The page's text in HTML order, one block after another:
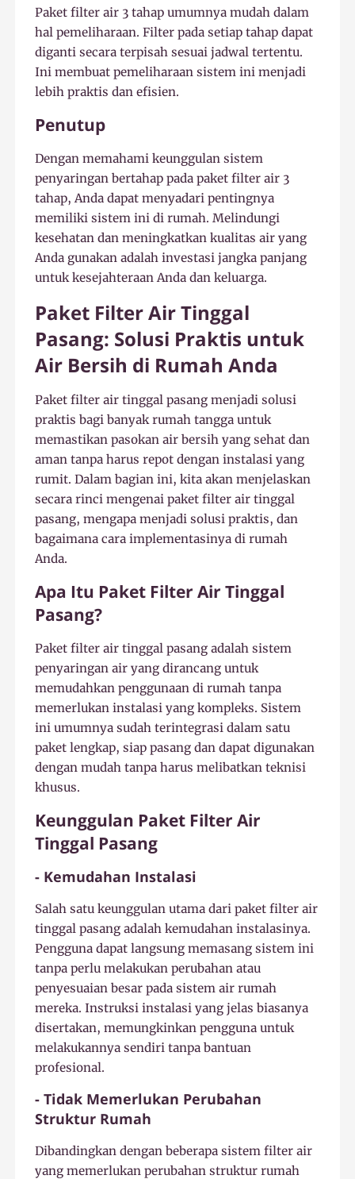
Paket filter air 3 tahap umumnya mudah dalam
hal pemeliharaan. Filter pada setiap tahap dapat
diganti secara terpisah sesuai jadwal tertentu.
Ini membuat pemeliharaan sistem ini menjadi
lebih praktis dan efisien.
Penutup
Dengan memahami keunggulan sistem
penyaringan bertahap pada paket filter air 3
tahap, Anda dapat menyadari pentingnya
memiliki sistem ini di rumah. Melindungi
kesehatan dan meningkatkan kualitas air yang
Anda gunakan adalah investasi jangka panjang
untuk kesejahteraan Anda dan keluarga.
Paket Filter Air Tinggal
Pasang: Solusi Praktis untuk
Air Bersih di Rumah Anda
Paket filter air tinggal pasang menjadi solusi
praktis bagi banyak rumah tangga untuk
memastikan pasokan air bersih yang sehat dan
aman tanpa harus repot dengan instalasi yang
rumit. Dalam bagian ini, kita akan menjelaskan
secara rinci mengenai paket filter air tinggal
pasang, mengapa menjadi solusi praktis, dan
bagaimana cara implementasinya di rumah
Anda.
Apa Itu Paket Filter Air Tinggal
Pasang?
Paket filter air tinggal pasang adalah sistem
penyaringan air yang dirancang untuk
memudahkan penggunaan di rumah tanpa
memerlukan instalasi yang kompleks. Sistem
ini umumnya sudah terintegrasi dalam satu
paket lengkap, siap pasang dan dapat digunakan
dengan mudah tanpa harus melibatkan teknisi
khusus.
Keunggulan Paket Filter Air
Tinggal Pasang
- Kemudahan Instalasi
Salah satu keunggulan utama dari paket filter air
tinggal pasang adalah kemudahan instalasinya.
Pengguna dapat langsung memasang sistem ini
tanpa perlu melakukan perubahan atau
penyesuaian besar pada sistem air rumah
mereka. Instruksi instalasi yang jelas biasanya
disertakan, memungkinkan pengguna untuk
melakukannya sendiri tanpa bantuan
profesional.
- Tidak Memerlukan Perubahan
Struktur Rumah
Dibandingkan dengan beberapa sistem filter air
yang memerlukan perubahan struktur rumah